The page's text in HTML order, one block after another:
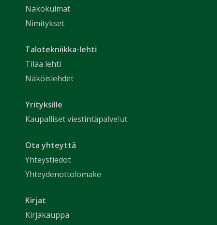
Näkökulmat
Nimitykset
Talotekniikka-lehti
Tilaa lehti
Näköislehdet
Yrityksille
Kaupalliset viestintäpalvelut
Ota yhteyttä
Yhteystiedot
Yhteydenottolomake
Kirjat
Kirjakauppa